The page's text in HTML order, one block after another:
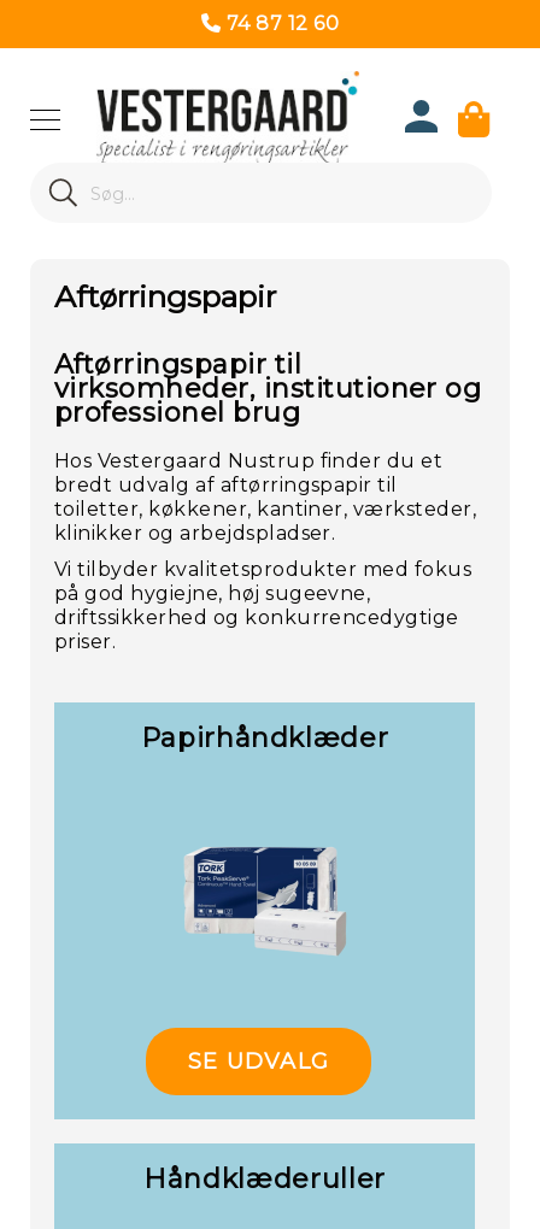
74 87 12 60
Search
Search
Aftørringspapir
Aftørringspapir til
virksomheder, institutioner og
professionel brug
Hos Vestergaard Nustrup finder du et
bredt udvalg af aftørringspapir til
toiletter, køkkener, kantiner, værksteder,
klinikker og arbejdspladser.
Vi tilbyder kvalitetsprodukter med fokus
på god hygiejne, høj sugeevne,
driftssikkerhed og konkurrencedygtige
priser.
Papirhåndklæder
SE UDVALG
Håndklæderuller